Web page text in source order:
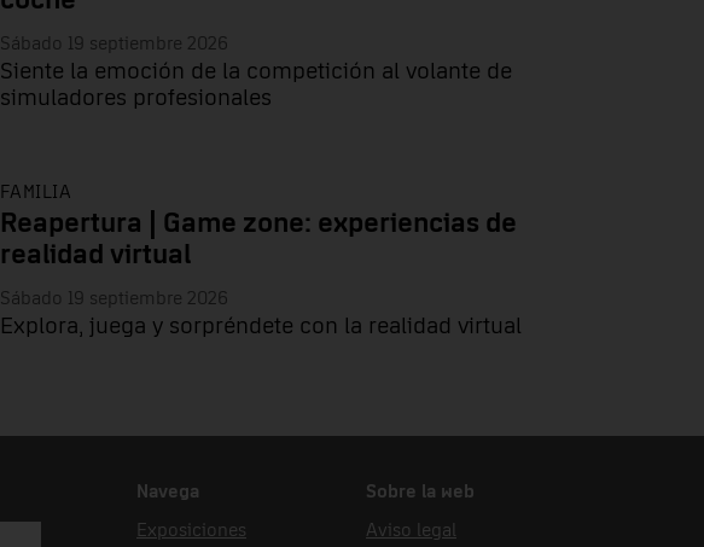
Sábado 19 septiembre 2026
Siente la emoción de la competición al volante de
simuladores profesionales
FAMILIA
Reapertura | Game zone: experiencias de
realidad virtual
Sábado 19 septiembre 2026
Explora, juega y sorpréndete con la realidad virtual
Navega
Exposiciones
Sobre la web
Aviso legal